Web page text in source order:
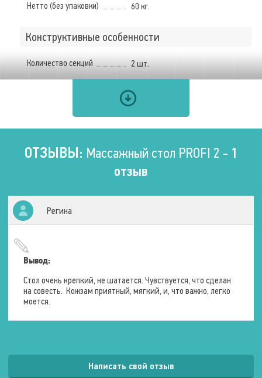
Нетто (без упаковки) 60 кг.
Конструктивные особенности
Количество секций 2 шт.
Используемые материалы
Материал рамы
Длина
Ширина
71 см.
Условия эксплуатации
ОТЗЫВЫ: Массажный стол PROFI 2 - 1
отзыв
Регина
Вывод:
Стол очень крепкий, не шатается. Чувствуется, что сделан
на совесть. Кожзам приятный, мягкий, и, что важно, легко
моется.
Написать свой отзыв